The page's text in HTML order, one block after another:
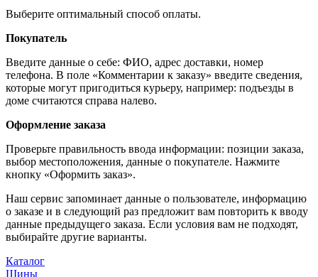
Выберите оптимальный способ оплаты.
Покупатель
Введите данные о себе: ФИО, адрес доставки, номер
телефона. В поле «Комментарии к заказу» введите сведения,
которые могут пригодиться курьеру, например: подъезды в
доме считаются справа налево.
Оформление заказа
Проверьте правильность ввода информации: позиции заказа,
выбор местоположения, данные о покупателе. Нажмите
кнопку «Оформить заказ».
Наш сервис запоминает данные о пользователе, информацию
о заказе и в следующий раз предложит вам повторить к вводу
данные предыдущего заказа. Если условия вам не подходят,
выбирайте другие варианты.
Каталог
Шины